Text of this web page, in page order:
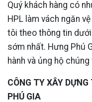
Quý khách hàng có
HPL làm vách ngăn
tôi theo thông tin
sớm nhất. Hưng Phú
hành và ủng hộ
CÔNG TY XÂY
PHÚ GIA